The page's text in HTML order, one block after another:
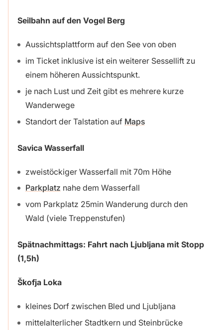
Seilbahn auf den Vogel Berg
Aussichtsplattform auf den See von oben
im Ticket inklusive ist ein weiterer Sessellift zu
einem höheren Aussichtspunkt.
je nach Lust und Zeit gibt es mehrere kurze
Wanderwege
Standort der Talstation auf Maps
Savica Wasserfall
zweistöckiger Wasserfall mit 70m Höhe
Parkplatz nahe dem Wasserfall
vom Parkplatz 25min Wanderung durch den
Wald (viele Treppenstufen)
Spätnachmittags: Fahrt nach Ljubljana mit Stopp
(1,5h)
Škofja Loka
kleines Dorf zwischen Bled und Ljubljana
mittelalterlicher Stadtkern und Steinbrücke